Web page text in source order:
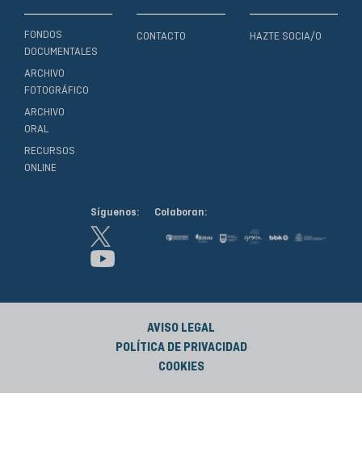
FONDOS
DOCUMENTALES
ARCHIVO
FOTOGRÁFICO
ARCHIVO
ORAL
RECURSOS
ONLINE
CONTACTO HAZTE SOCIA/O
Síguenos: Colaboran:
AVISO LEGAL
POLÍTICA DE PRIVACIDAD
COOKIES